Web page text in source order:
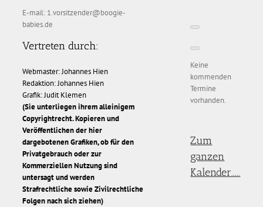
E-mail: 1.vorsitzender@boogie-
babies.de
Vertreten durch:
Webmaster: Johannes Hien
Redaktion: Johannes Hien
Grafik: Judit Klemen
(Sie unterliegen ihrem alleinigem
Copyrightrecht. Kopieren und
Veröffentlichen der hier
dargebotenen Grafiken, ob für den
Privatgebrauch oder zur
Kommerziellen Nutzung sind
untersagt und werden
Strafrechtliche sowie Zivilrechtliche
Folgen nach sich ziehen)
Keine
kommenden
Termine
vorhanden.
Zum
ganzen
Kalender.....